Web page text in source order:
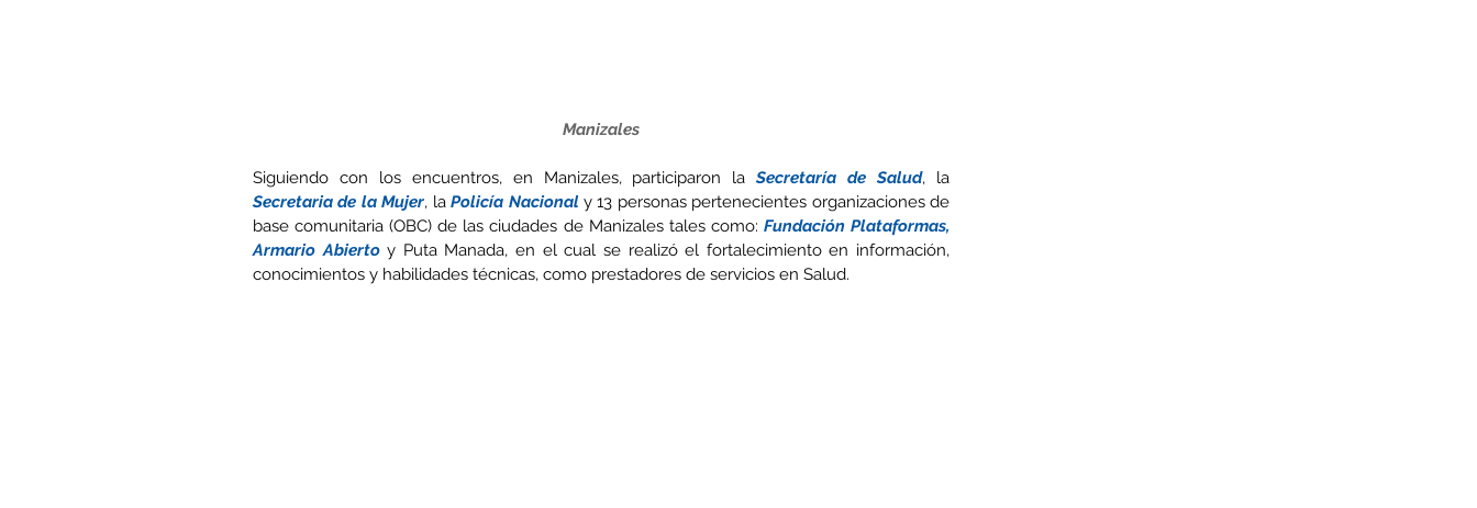
Manizales
Siguiendo con los encuentros, en Manizales, participaron la Secretaría de Salud
Secretaria de la Mujer, la Policía Nacional y 13 personas pertenecientes organizaciones de
base comunitaria (OBC) de las ciudades de Manizales tales como: Fundación Plataformas,
Armario Abierto y Puta Manada, en el cual se realizó el fortalecimiento en información,
conocimientos y habilidades técnicas, como prestadores de servicios en Salud.